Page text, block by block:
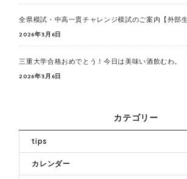
全県模試・中高一貫チャレンジ模試のご案内【外部生
2026年3月6日
三重大学合格おめでとう！今日は美味い酒飲むわ。
2026年3月6日
カテゴリー
tips
カレンダー